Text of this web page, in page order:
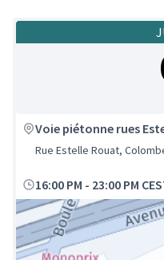
Voie piétonne rues
Rue Estelle Rouat,
16:00 PM - 23:00 PM